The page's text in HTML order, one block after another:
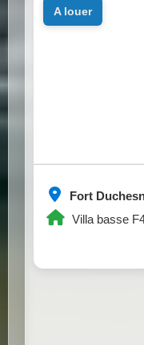
Fort
Villa basse
a louer